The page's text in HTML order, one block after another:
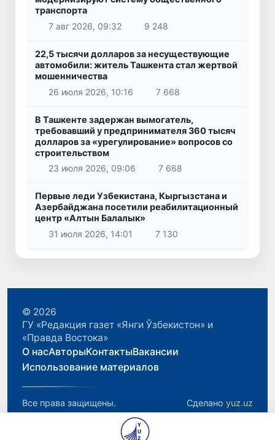
транспорта
7 авг 2026, 09:32
9 248
22,5 тысячи долларов за несуществующие
автомобили: житель Ташкента стал жертвой
мошенничества
26 июля 2026, 10:16
7 668
В Ташкенте задержан вымогатель,
требовавший у предпринимателя 360 тысяч
долларов за «урегулирование» вопросов со
строительством
23 июля 2026, 09:06
7 668
Первые леди Узбекистана, Кыргызстана и
Азербайджана посетили реабилитационный
центр «Алтын Балалык»
31 июля 2026, 14:01
7 130
© 2026
ГУ «Редакция газет «Янги Ўзбекистон» и
«Правда Востока»
О насАвторыКонтактыВакансии
Использование материалов
Все права защищены. Сделано yuz.uz